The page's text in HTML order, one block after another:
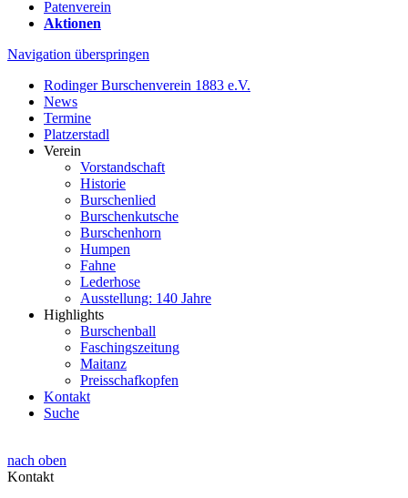
Patenverein
Aktionen
Navigation überspringen
Rodinger Burschenverein 1883 e.V.
News
Termine
Platzerstadl
Verein
Vorstandschaft
Historie
Burschenlied
Burschenkutsche
Burschenhorn
Humpen
Fahne
Lederhose
Ausstellung: 140 Jahre
Highlights
Burschenball
Faschingszeitung
Maitanz
Preisschafkopfen
Kontakt
Suche
nach oben
Kontakt